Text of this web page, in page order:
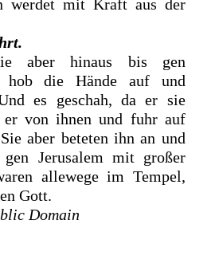
werdet mit Kraft aus der
aber hinaus bis gen
hob die Hände auf und
es geschah, da er sie
er von ihnen und fuhr auf
Sie aber beteten ihn an und
Jerusalem mit großer
allewege im Tempel,
Gott.
Domain